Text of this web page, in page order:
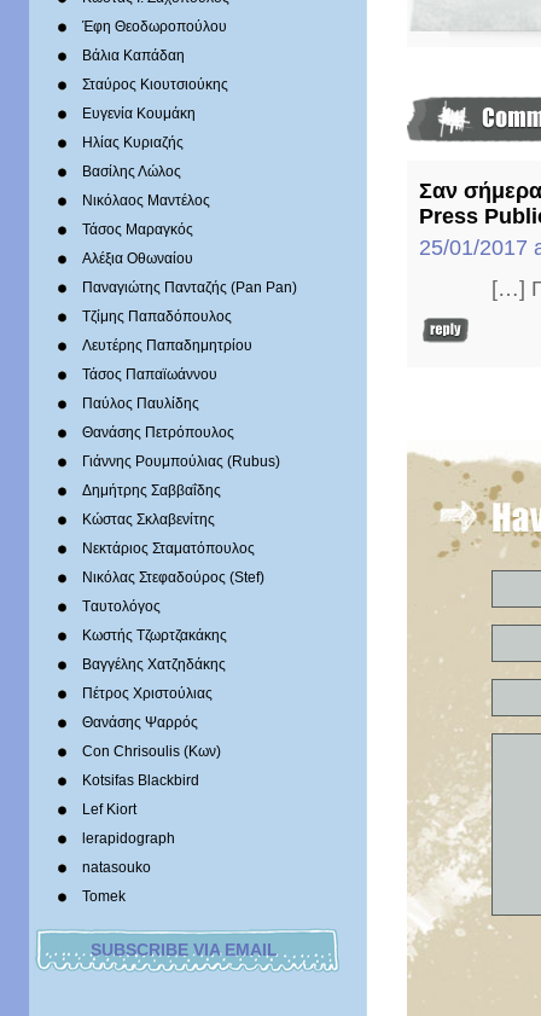
Έφη Θεοδωροπούλου
Βάλια Καπάδαη
Σταύρος Κιουτσιούκης
Ευγενία Κουμάκη
Ηλίας Κυριαζής
Βασίλης Λώλος
Νικόλαος Μαντέλος
Τάσος Μαραγκός
Αλέξια Οθωναίου
Παναγιώτης Πανταζής (Pan Pan)
Τζίμης Παπαδόπουλος
Λευτέρης Παπαδημητρίου
Τάσος Παπαϊωάννου
Παύλος Παυλίδης
Θανάσης Πετρόπουλος
Γιάννης Ρουμπούλιας (Rubus)
Δημήτρης Σαββαΐδης
Κώστας Σκλαβενίτης
Νεκτάριος Σταματόπουλος
Νικόλας Στεφαδούρος (Stef)
Tαυτολόγος
Κωστής Τζωρτζακάκης
Βαγγέλης Χατζηδάκης
Πέτρος Χριστούλιας
Θανάσης Ψαρρός
Con Chrisoulis (Κων)
Kotsifas Blackbird
Lef Kiort
lerapidograph
natasouko
Tomek
SUBSCRIBE VIA EMAIL
Σαν
Press
25/01/2017
[…]